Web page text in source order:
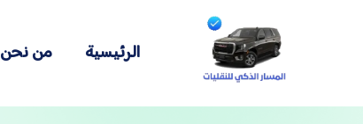
الرئيسية من نحن